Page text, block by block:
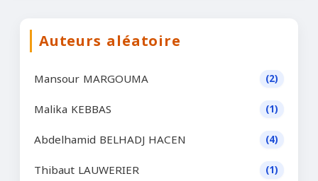
Auteurs aléatoire
Mansour MARGOUMA (2)
Malika KEBBAS (1)
Abdelhamid BELHADJ HACEN (4)
Thibaut LAUWERIER (1)